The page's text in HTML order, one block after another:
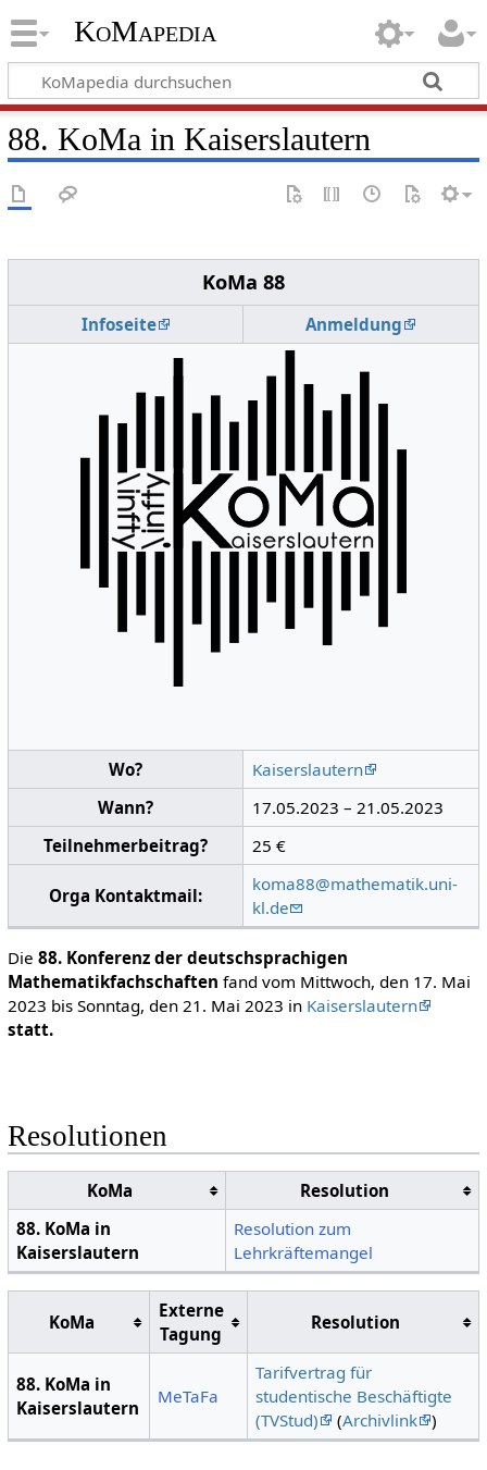
KoMapedia
88. KoMa in Kaiserslautern
KoMa 88
Infoseite Anmeldung
Wo?
Kaiserslautern
Wann?
17.05.2023 – 21.05.2023
Teilnehmerbeitrag?
25 €
Orga Kontaktmail:
koma88@mathematik.uni-
kl.de
Die 88. Konferenz der deutschsprachigen
Mathematikfachschaften fand vom Mittwoch, den 17. Mai
2023 bis Sonntag, den 21. Mai 2023 in Kaiserslautern
statt.
Resolutionen
KoMa
Resolution
88. KoMa in
Kaiserslautern
Resolution zum
Lehrkräftemangel
KoMa
Externe
Tagung
Resolution
88. KoMa in
Kaiserslautern
MeTaFa
Tarifvertrag für
studentische Beschäftigte
(TVStud)
(Archivlink )